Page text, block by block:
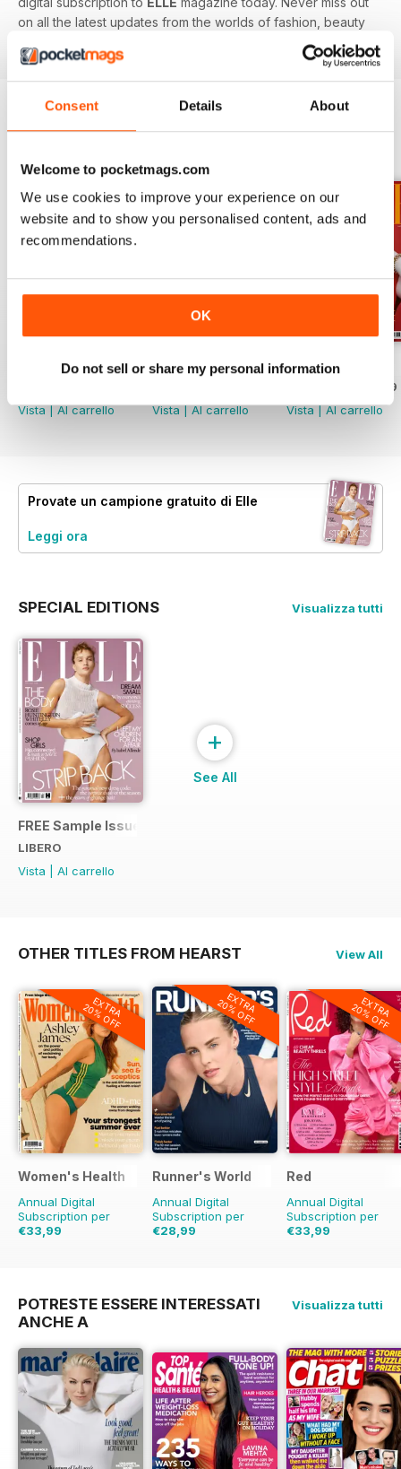
Consent Details About
Welcome to pocketmags.com
We use cookies to improve your experience on our
website and to show you personalised content, ads and
recommendations.
OK
Do not sell or share my personal information
on all the latest updates from the worlds of fashion, beauty
Jul/Aug-26
Vista|Al carrello
Jun-26
Vista|Al carrello
May-26
€5,99
Vista|Al carrello
Provate un campione gratuito di Elle
Leggi ora
SPECIAL EDITIONS Visualizza tutti
FREE Sample Issue
LIBERO
Vista
Al carrello
+
See All
OTHER TITLES FROM HEARST View All
EXTRA
20% OFF
Women's Health
Annual Digital
Subscription per
€33,99
EXTRA
20% OFF
Runner's World
Annual Digital
Subscription per
€28,99
EXTRA
20% OFF
Red
Annual Digital
Subscription per
€33,99
POTRESTE ESSERE INTERESSATI
ANCHE A
Visualizza tutti